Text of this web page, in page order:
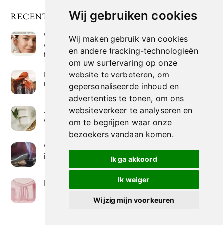
Wij gebruiken cookies
Wij maken gebruik van cookies
en andere tracking-technologieën
om uw surfervaring op onze
website te verbeteren, om
gepersonaliseerde inhoud en
advertenties te tonen, om ons
websiteverkeer te analyseren en
om te begrijpen waar onze
bezoekers vandaan komen.
Ik ga akkoord
Ik weiger
Wijzig mijn voorkeuren
RECENTE POSTS
Wat is niacinamide? Voordelen, toepassingen en
waarom het overal in huidverzorgingsproducten
te vinden is
Hoe verf je haar op de meest natuurlijke manier
met henna kleuring
Zeep met een hoog vetgehalte: mythe of
werkelijkheid?
Wierook betekenis geven : geurende avonturen
in je huis
Het belang van collageen voor de huid